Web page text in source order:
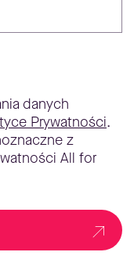
danych
Prywatności.
z
All for